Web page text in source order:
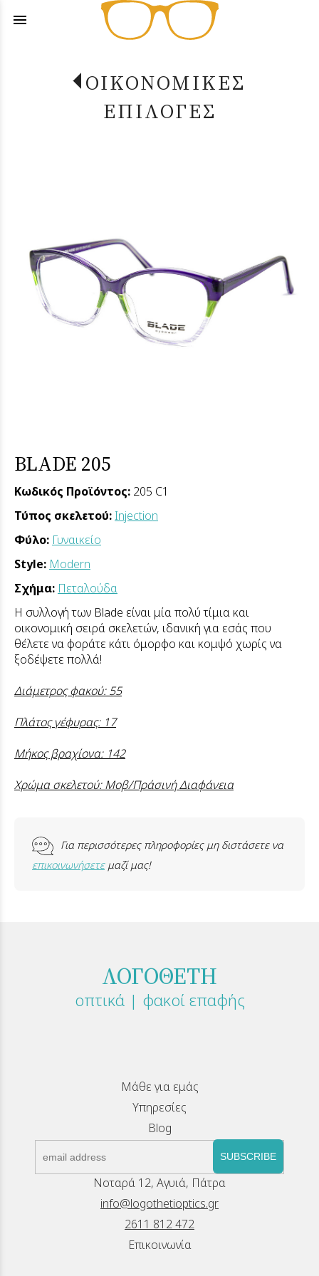
menu
ΟΙΚΟΝΟΜΙΚΕΣ
ΕΠΙΛΟΓΕΣ
BLADE 205
Κωδικός Προϊόντος: 205 C1
Τύπος σκελετού:Injection
Φύλο: Γυναικείο
Style: Modern
Σχήμα: Πεταλούδα
Η συλλογή των Blade είναι μία πολύ τίμια και
οικονομική σειρά σκελετών, ιδανική για εσάς που
θέλετε να φοράτε κάτι όμορφο και κομψό χωρίς να
ξοδέψετε πολλά!
Διάμετρος φακού: 55
Πλάτος γέφυρας: 17
Μήκος βραχίονα: 142
Χρώμα σκελετού: Μοβ/Πράσινή Διαφάνεια
Για περισσότερες πληροφορίες μη διστάσετε να
επικοινωνήσετεμαζί μας!
ΛΟΓΟΘΕΤΗ
οπτικά | φακοί επαφής
Μάθε για εμάς
Υπηρεσίες
Blog
SUBSCRIBE
Νοταρά 12, Αγυιά, Πάτρα
info@logothetioptics.gr
2611 812 472
Επικοινωνία